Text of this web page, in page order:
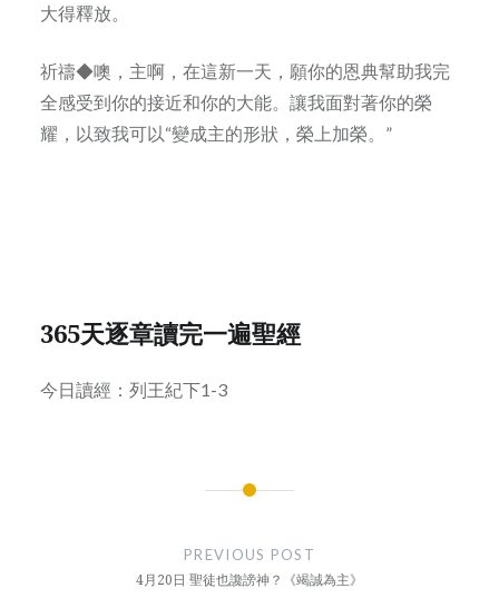
大得釋放。
祈禱◆噢，主啊，在這新一天，願你的恩典幫助我完
全感受到你的接近和你的大能。讓我面對著你的榮
耀，以致我可以“變成主的形狀，榮上加榮。”
365天逐章讀完一遍聖經
今日讀經：列王紀下1-3
PREVIOUS POST
4月20日 聖徒也讒謗神？《竭誠為主》